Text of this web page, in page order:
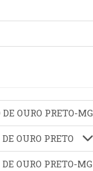
OURO PRETO-MG
OURO PRETO
OURO PRETO-MG